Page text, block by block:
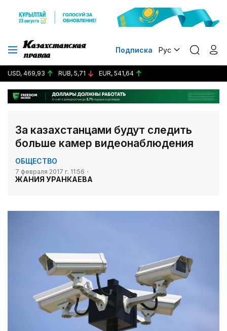
Подписка Рус
USD, 469,93 RUB, 5,71 EUR, 541,64
За казахстанцами будут следить
больше камер видеонаблюдения
ОБЩЕСТВО
7 февраля 2017 г. 11:56
ЖАНИЯ УРАНКАЕВА